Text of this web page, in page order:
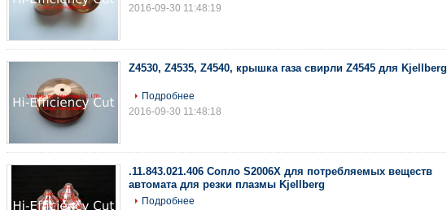
2016-09-30 11:48:19
Z4530, Z4535, Z4540, крышка газа свирли Z4545 для Kjellberg
Подробнее
2016-09-30 11:48:18
.11.843.021.406 Сопло S2006X для потребляемых веществ
автомата для резки плазмы Kjellberg
Подробнее